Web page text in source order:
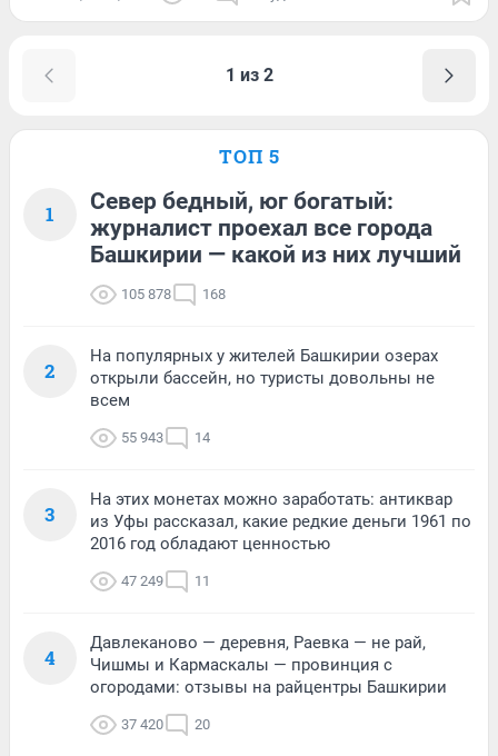
1 из 2
ТОП 5
1
Север бедный, юг богатый:
журналист проехал все города
Башкирии — какой из них лучший
105 878 168
2
На популярных у жителей Башкирии озерах
открыли бассейн, но туристы довольны не
всем
55 943 14
3
На этих монетах можно заработать: антиквар
из Уфы рассказал, какие редкие деньги 1961 по
2016 год обладают ценностью
47 249 11
4
Давлеканово — деревня, Раевка — не рай,
Чишмы и Кармаскалы — провинция с
огородами: отзывы на райцентры Башкирии
37 420 20